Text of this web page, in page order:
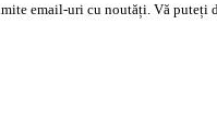
email-uri cu noutăți. Vă puteți